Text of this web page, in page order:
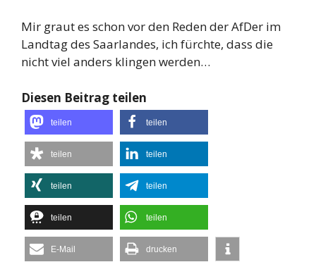
Mir graut es schon vor den Reden der AfDer im
Landtag des Saarlandes, ich fürchte, dass die
nicht viel anders klingen werden…
Diesen Beitrag teilen
teilen teilen
teilen teilen
teilen teilen
teilen teilen
E-Mail drucken